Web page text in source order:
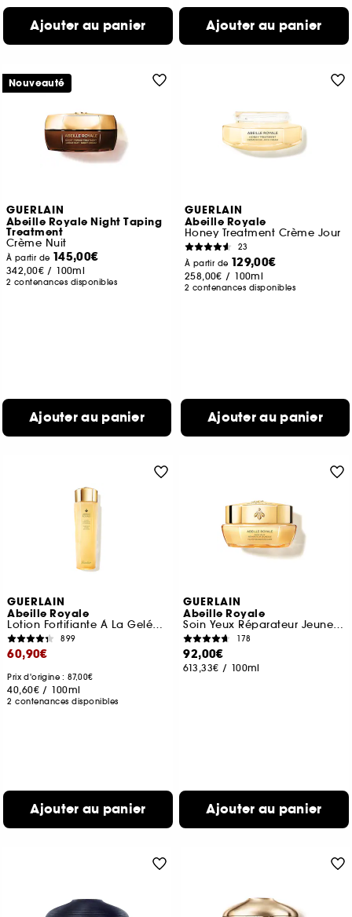
Ajouter au panier Ajouter au panier
GUERLAIN
Abeille Royale Night Taping
Treatment
Crème Nuit
À partir de 145,00€
342,00€ / 100ml
2 contenances disponibles
Ajouter au panier
Nouveauté
GUERLAIN
Abeille Royale
Honey Treatment Crème Jour
23
À partir de 129,00€
258,00€ / 100ml
2 contenances disponibles
Ajouter au panier
GUERLAIN
Abeille Royale
Lotion Fortifiante À La Gelée Royale
899
60,90€
Prix d'origine : 87,00€
40,60€ / 100ml
2 contenances disponibles
Ajouter au panier
GUERLAIN
Abeille Royale
Soin Yeux Réparateur Jeunesse
178
92,00€
613,33€ / 100ml
Ajouter au panier